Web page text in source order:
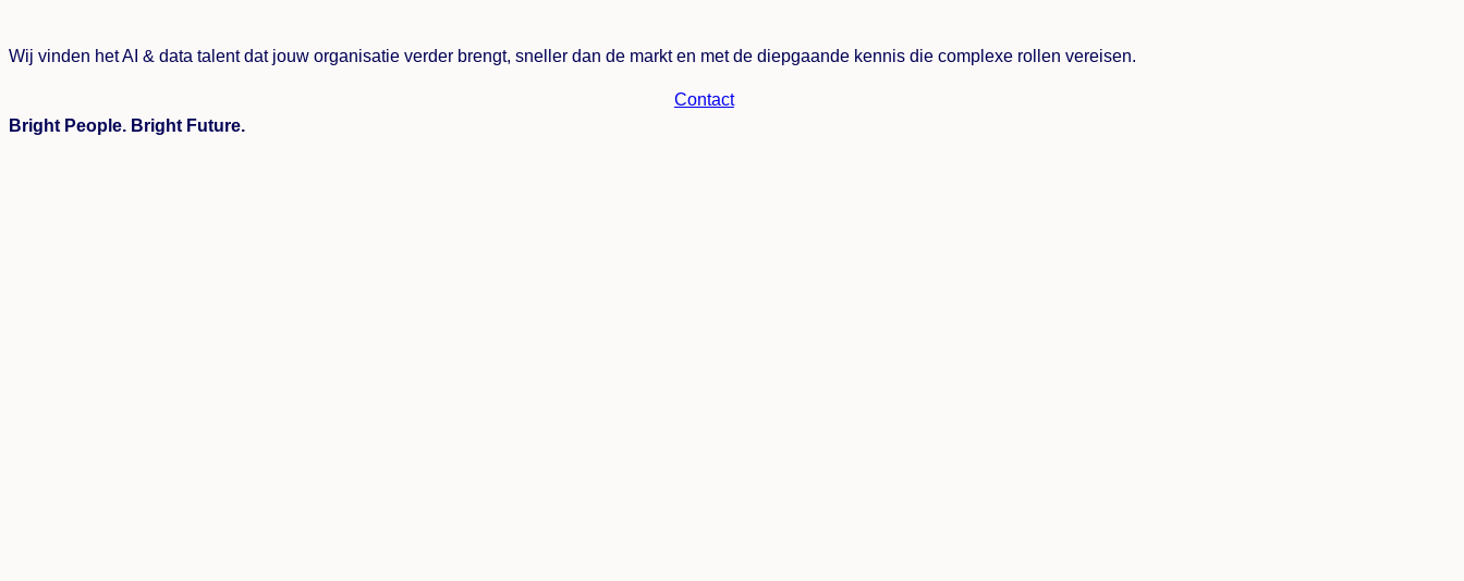
Wij vinden het AI & data talent dat jouw organisatie verder brengt, sneller dan de markt en met de diepgaande kennis die complexe rollen vereisen.
Bright People. Bright Future.
Contact